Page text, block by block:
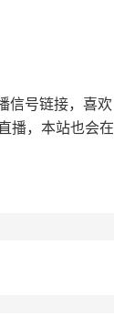
信号链接，喜欢
播，本站也会在